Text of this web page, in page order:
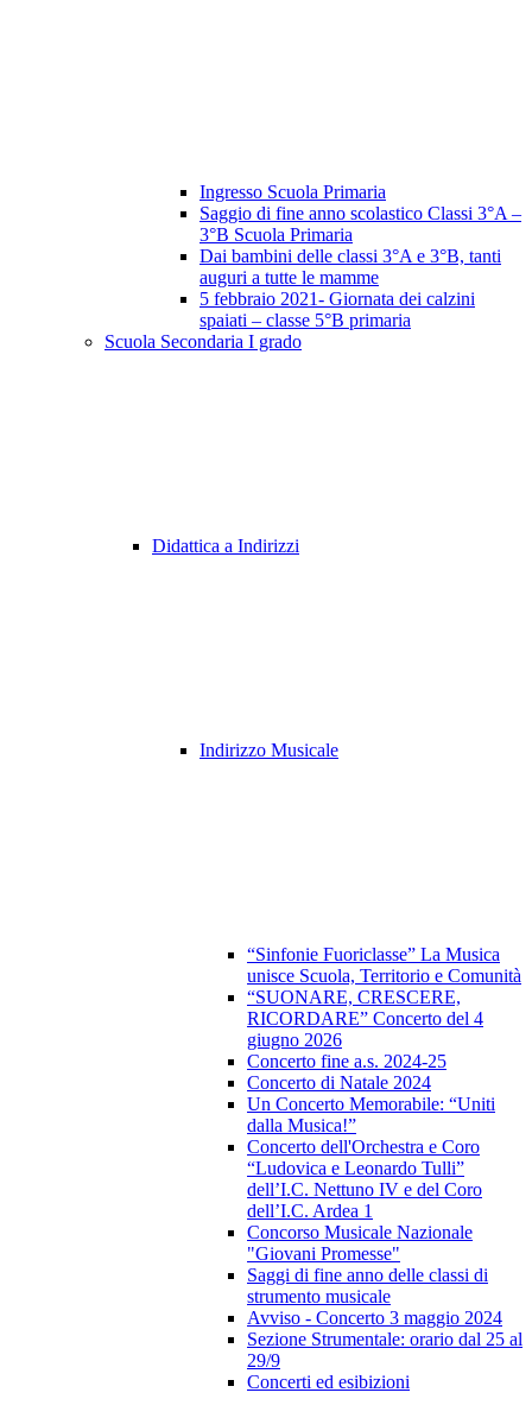
Ingresso Scuola Primaria
Saggio di fine anno scolastico Classi 3°A –
3°B Scuola Primaria
Dai bambini delle classi 3°A e 3°B, tanti
auguri a tutte le mamme
5 febbraio 2021- Giornata dei calzini
spaiati – classe 5°B primaria
Scuola Secondaria I grado
Didattica a Indirizzi
Indirizzo Musicale
“Sinfonie Fuoriclasse” La Musica
unisce Scuola, Territorio e Comunità
“SUONARE, CRESCERE,
RICORDARE” Concerto del 4
giugno 2026
Concerto fine a.s. 2024-25
Concerto di Natale 2024
Un Concerto Memorabile: “Uniti
dalla Musica!”
Concerto dell'Orchestra e Coro
“Ludovica e Leonardo Tulli”
dell’I.C. Nettuno IV e del Coro
dell’I.C. Ardea 1
Concorso Musicale Nazionale
"Giovani Promesse"
Saggi di fine anno delle classi di
strumento musicale
Avviso - Concerto 3 maggio 2024
Sezione Strumentale: orario dal 25 al
29/9
Concerti ed esibizioni